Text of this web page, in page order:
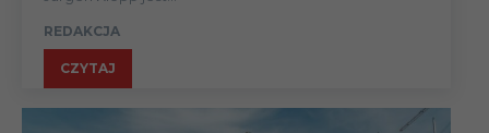
REDAKCJA
CZYTAJ